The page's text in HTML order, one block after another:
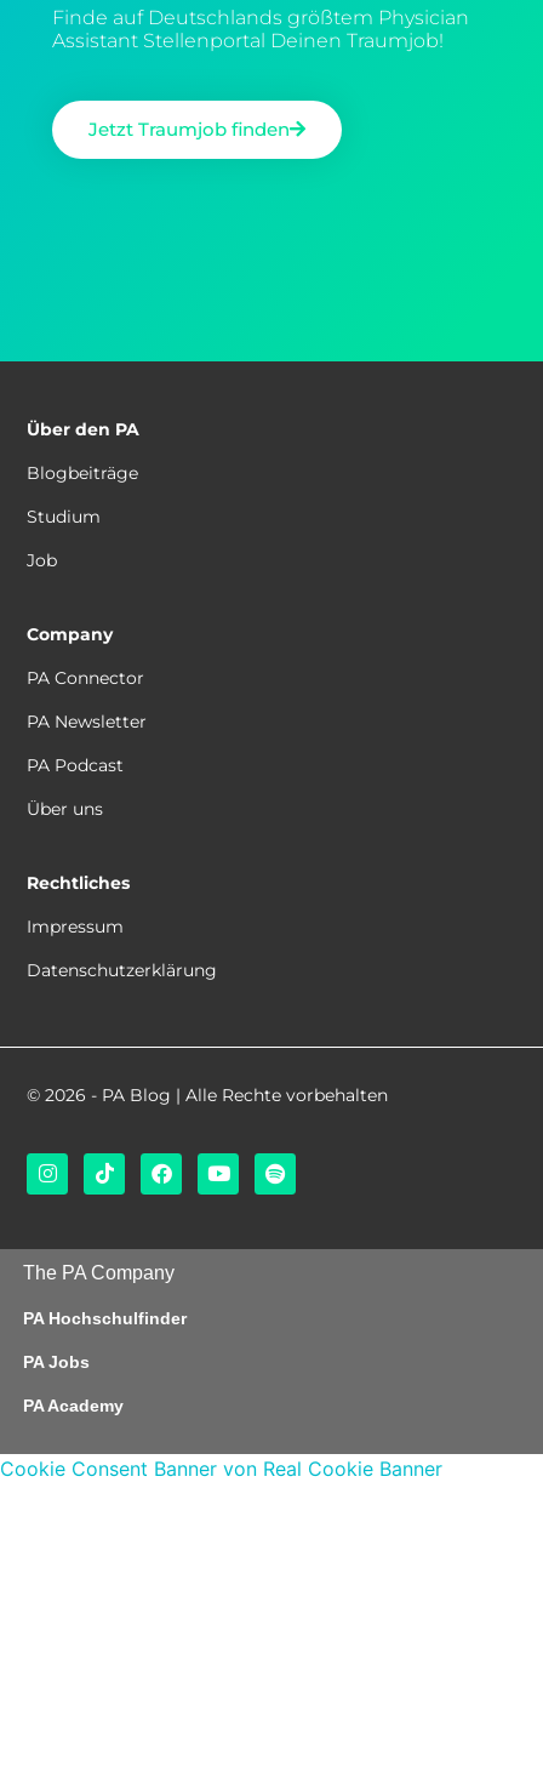
Finde auf Deutschlands größtem Physician
Assistant Stellenportal Deinen Traumjob!
Jetzt Traumjob finden
Über den PA
Blogbeiträge
Studium
Job
Company
PA Connector
PA Newsletter
PA Podcast
Über uns
Rechtliches
Impressum
Datenschutzerklärung
© 2026 - PA Blog | Alle Rechte vorbehalten
The PA Company
PA Hochschulfinder
PA Jobs
PA Academy
Cookie Consent Banner von Real Cookie Banner